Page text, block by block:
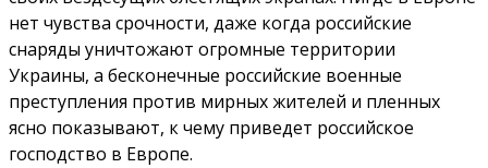
нет чувства срочности, даже когда российские
снаряды уничтожают огромные территории
Украины, а бесконечные российские военные
преступления против мирных жителей и пленных
ясно показывают, к чему приведет российское
господство в Европе.